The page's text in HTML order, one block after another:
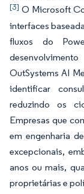
[3] O Microsoft
interfaces
fluxos do
OutSystems AI
identificar
reduzindo os
Empresas que
em engenharia
excepcionais,
anos ou mais,
proprietárias e